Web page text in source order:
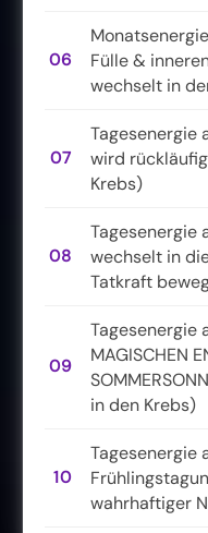
06
Fülle &
wechselt in
07
Tagesenergie
wird
Krebs)
08
Tagesenergie
wechselt in
Tatkraft
09
Tagesenergie
MAGISCHEN
in den Krebs)
10
Tagesenergie
wahrhaftiger